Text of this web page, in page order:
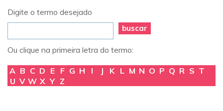
Digite o termo desejado
buscar
Ou clique na primeira letra do termo:
A B C D E F G H I J K L M N O P Q R S T
U V W X Y Z